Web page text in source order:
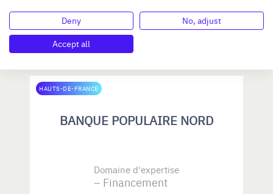
Juridique et fiscal
...
N°46533
HAUTS-DE-FRANCE
BANQUE POPULAIRE NORD
Domaine d'expertise
Financement
Deny
No, adjust
Accept all